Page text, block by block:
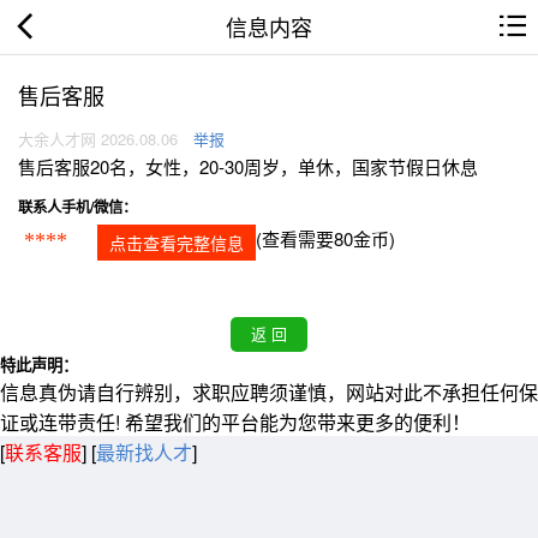
信息内容
售后客服
大余人才网 2026.08.06 举报
售后客服20名，女性，20-30周岁，单休，国家节假日休息
联系人手机/微信：
**** 点击查看完整信息 (查看需要80金币)
特此声明：
信息真伪请自行辨别，求职应聘须谨慎，网站对此不承担任何保
证或连带责任! 希望我们的平台能为您带来更多的便利！
[联系客服] [最新找人才]